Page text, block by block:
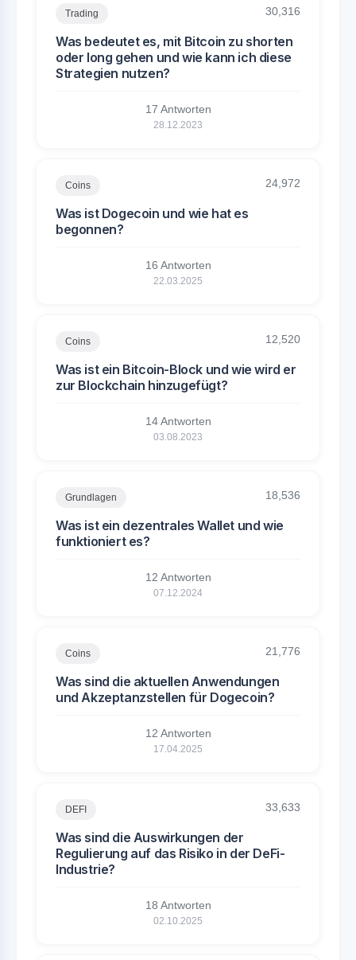
Trading 30,316
Was bedeutet es, mit Bitcoin zu shorten
oder long gehen und wie kann ich diese
Strategien nutzen?
17 Antworten
28.12.2023
Coins 24,972
Was ist Dogecoin und wie hat es
begonnen?
16 Antworten
22.03.2025
Coins 12,520
Was ist ein Bitcoin-Block und wie wird er
zur Blockchain hinzugefügt?
14 Antworten
03.08.2023
Grundlagen 18,536
Was ist ein dezentrales Wallet und wie
funktioniert es?
12 Antworten
07.12.2024
Coins 21,776
Was sind die aktuellen Anwendungen
und Akzeptanzstellen für Dogecoin?
12 Antworten
17.04.2025
DEFI 33,633
Was sind die Auswirkungen der
Regulierung auf das Risiko in der DeFi-
Industrie?
18 Antworten
02.10.2025